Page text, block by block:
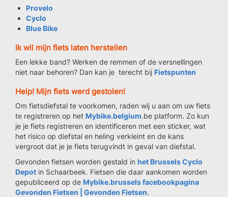
Provelo
Cyclo
Blue Bike
Ik wil mijn fiets laten herstellen
Een lekke band? Werken de remmen of de versnellingen
niet naar behoren? Dan kan je terecht bij Fietspunten
Help! Mijn fiets werd gestolen!
Om fietsdiefstal te voorkomen, raden wij u aan om uw fiets
te registreren op het Mybike.belgium.be platform. Zo kun
je je fiets registreren en identificeren met een sticker, wat
het risico op diefstal en heling verkleint en de kans
vergroot dat je je fiets terugvindt in geval van diefstal.
Gevonden fietsen worden gestald in het Brussels Cyclo
Depot in Schaarbeek. Fietsen die daar aankomen worden
gepubliceerd op de Mybike.brussels facebookpagina
Gevonden Fietsen | Gevonden Fietsen.